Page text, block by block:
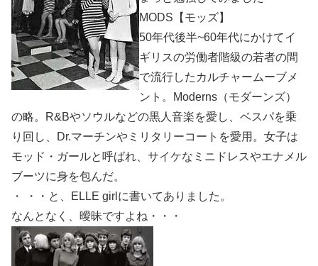
MODS【モッズ】
50年代後半~60年代にかけてイ
ギリスの労働者階級の若者の間
で流行したカルチャームーブメ
ント。Moderns（モダーンズ）
の略。R&Bやソウルなどの黒人音楽を愛し、ベスパを乗
り回し、Dr.マーチンやミリタリーコートを愛用。女子は
モッド・ガールと呼ばれ、サイケなミニドレスやエナメル
ブーツに身を包んだ。
・ ・・と、ELLE girlに書いてありました。
なんとなく、曖昧ですよね・・・